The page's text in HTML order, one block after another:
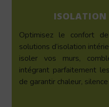
ISOLATION
Optimisez le confort
solutions d’isolation
isoler vos murs,
intégrant parfaitement
de garantir chaleur,